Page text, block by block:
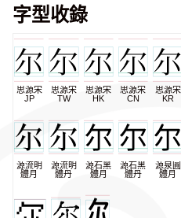
字型收錄
思源宋
JP
思源宋
TW
思源宋
HK
思源宋
CN
思源宋
KR
源流明
體月
源流明
體丹
源石黑
體月
源石黑
體丹
源泉圓
體月